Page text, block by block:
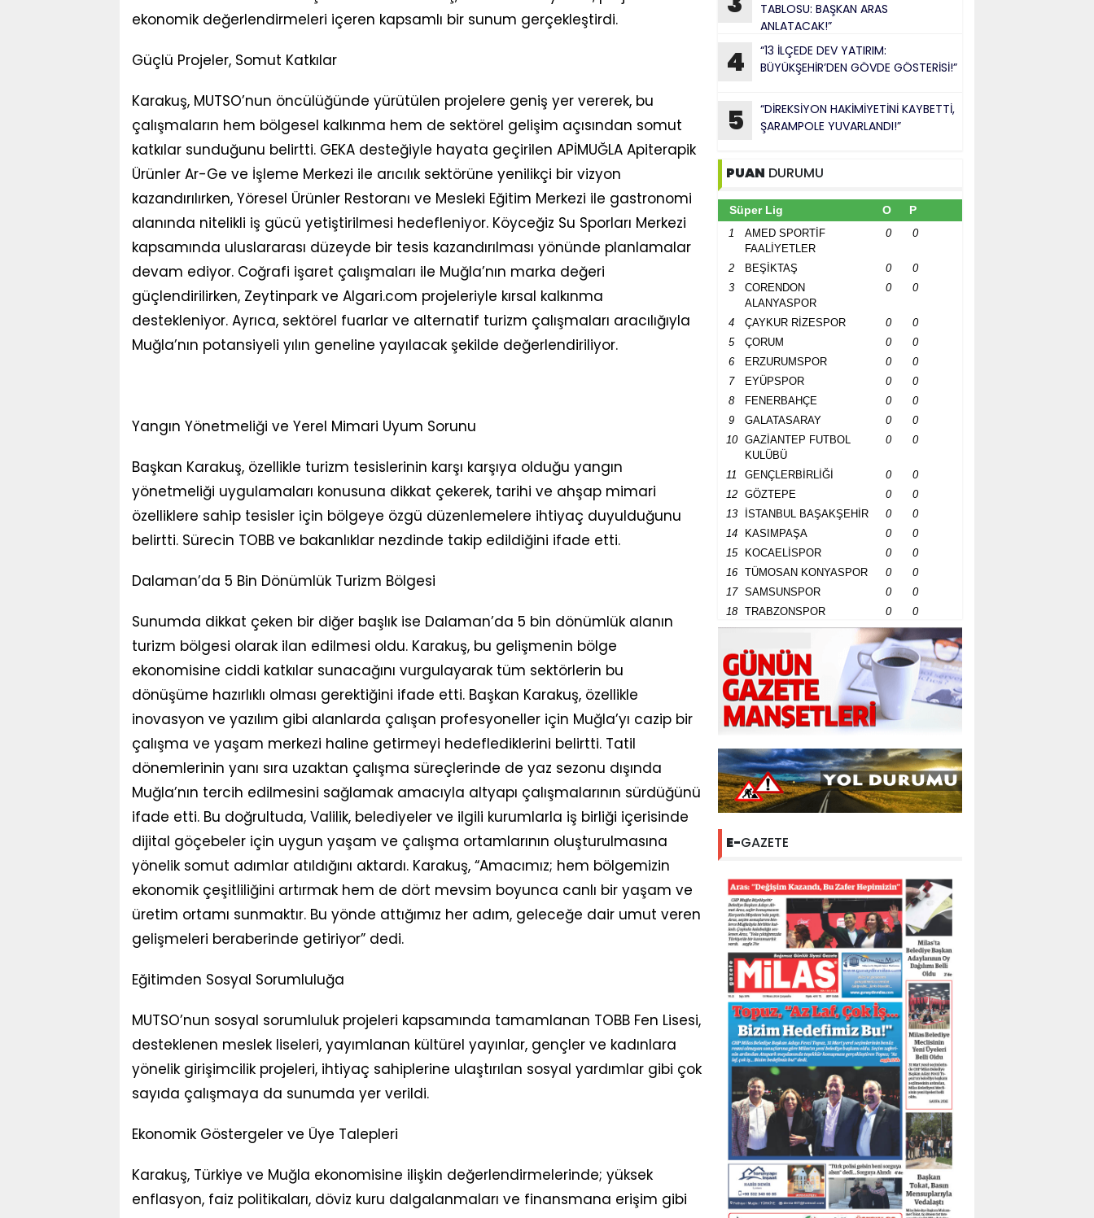
ekonomik değerlendirmeleri içeren kapsamlı bir sunum gerçekleştirdi.
Güçlü Projeler, Somut Katkılar
Karakuş, MUTSO’nun öncülüğünde yürütülen projelere geniş yer vererek, bu
çalışmaların hem bölgesel kalkınma hem de sektörel gelişim açısından somut
katkılar sunduğunu belirtti. GEKA desteğiyle hayata geçirilen APİMUĞLA Apiterapik
Ürünler Ar-Ge ve İşleme Merkezi ile arıcılık sektörüne yenilikçi bir vizyon
kazandırılırken, Yöresel Ürünler Restoranı ve Mesleki Eğitim Merkezi ile gastronomi
alanında nitelikli iş gücü yetiştirilmesi hedefleniyor. Köyceğiz Su Sporları Merkezi
kapsamında uluslararası düzeyde bir tesis kazandırılması yönünde planlamalar
devam ediyor. Coğrafi işaret çalışmaları ile Muğla’nın marka değeri
güçlendirilirken, Zeytinpark ve Algari.com projeleriyle kırsal kalkınma
destekleniyor. Ayrıca, sektörel fuarlar ve alternatif turizm çalışmaları aracılığıyla
Muğla’nın potansiyeli yılın geneline yayılacak şekilde değerlendiriliyor.
Yangın Yönetmeliği ve Yerel Mimari Uyum Sorunu
Başkan Karakuş, özellikle turizm tesislerinin karşı karşıya olduğu yangın
yönetmeliği uygulamaları konusuna dikkat çekerek, tarihi ve ahşap mimari
özelliklere sahip tesisler için bölgeye özgü düzenlemelere ihtiyaç duyulduğunu
belirtti. Sürecin TOBB ve bakanlıklar nezdinde takip edildiğini ifade etti.
Dalaman’da 5 Bin Dönümlük Turizm Bölgesi
Sunumda dikkat çeken bir diğer başlık ise Dalaman’da 5 bin dönümlük alanın
turizm bölgesi olarak ilan edilmesi oldu. Karakuş, bu gelişmenin bölge
ekonomisine ciddi katkılar sunacağını vurgulayarak tüm sektörlerin bu
dönüşüme hazırlıklı olması gerektiğini ifade etti. Başkan Karakuş, özellikle
inovasyon ve yazılım gibi alanlarda çalışan profesyoneller için Muğla’yı cazip bir
çalışma ve yaşam merkezi haline getirmeyi hedeflediklerini belirtti. Tatil
dönemlerinin yanı sıra uzaktan çalışma süreçlerinde de yaz sezonu dışında
Muğla’nın tercih edilmesini sağlamak amacıyla altyapı çalışmalarının sürdüğünü
ifade etti. Bu doğrultuda, Valilik, belediyeler ve ilgili kurumlarla iş birliği içerisinde
dijital göçebeler için uygun yaşam ve çalışma ortamlarının oluşturulmasına
yönelik somut adımlar atıldığını aktardı. Karakuş, “Amacımız; hem bölgemizin
ekonomik çeşitliliğini artırmak hem de dört mevsim boyunca canlı bir yaşam ve
üretim ortamı sunmaktır. Bu yönde attığımız her adım, geleceğe dair umut veren
gelişmeleri beraberinde getiriyor” dedi.
Eğitimden Sosyal Sorumluluğa
MUTSO’nun sosyal sorumluluk projeleri kapsamında tamamlanan TOBB Fen Lisesi,
desteklenen meslek liseleri, yayımlanan kültürel yayınlar, gençler ve kadınlara
yönelik girişimcilik projeleri, ihtiyaç sahiplerine ulaştırılan sosyal yardımlar gibi çok
sayıda çalışmaya da sunumda yer verildi.
Ekonomik Göstergeler ve Üye Talepleri
Karakuş, Türkiye ve Muğla ekonomisine ilişkin değerlendirmelerinde; yüksek
enflasyon, faiz politikaları, döviz kuru dalgalanmaları ve finansmana erişim gibi
TABLOSU: BAŞKAN ARAS
ANLATACAK!”
4
“13 İLÇEDE DEV YATIRIM:
BÜYÜKŞEHİR’DEN GÖVDE GÖSTERİSİ!”
5
“DİREKSİYON HAKİMİYETİNİ KAYBETTİ,
ŞARAMPOLE YUVARLANDI!”
PUAN DURUMU
Süper Lig O P
1
AMED SPORTİF
FAALİYETLER
0 0
2 BEŞİKTAŞ 0
0
3
CORENDON
ALANYASPOR
0 0
4 ÇAYKUR RİZESPOR 0
0
5
ÇORUM 0
0
6
ERZURUMSPOR 0
0
7
EYÜPSPOR 0
0
8
FENERBAHÇE 0
0
9
GALATASARAY 0
0
10
GAZİANTEP FUTBOL
KULÜBÜ
0 0
11 GENÇLERBİRLİĞİ 0
0
12
GÖZTEPE 0
0
13
İSTANBUL BAŞAKŞEHİR 0
0
14
KASIMPAŞA 0
0
15
KOCAELİSPOR 0
0
16
TÜMOSAN KONYASPOR 0
0
17
SAMSUNSPOR 0
0
18
TRABZONSPOR 0 0
E-GAZETE